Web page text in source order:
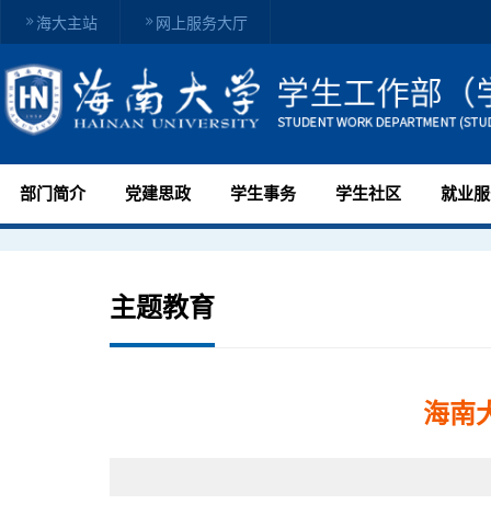
海大主站 网上服务大厅
部门简介 党建思政 学生事务 学生社区 就业
主题教育
海南